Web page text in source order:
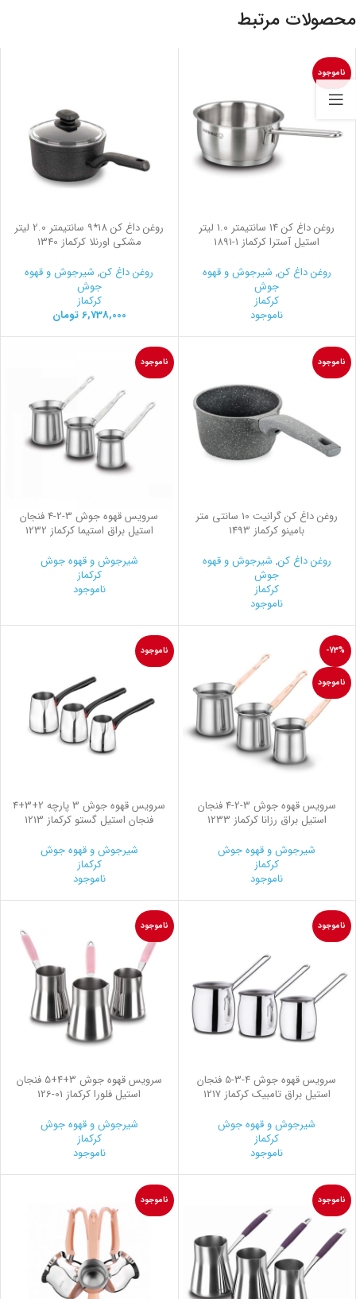
محصولات مرتبط
ناموجود
روغن داغ کن 14 سانتیمتر 1.0 لیتر
استیل آسترا کرکماز 1891-1
روغن داغ کن, شیرجوش و قهوه
جوش
کرکماز
ناموجود
روغن داغ کن 18*9 سانتیمتر 2.0 لیتر
مشکی اورنلا کرکماز 1340
روغن داغ کن, شیرجوش و قهوه
جوش
کرکماز
6,738,000 تومان
ناموجود
روغن داغ کن گرانیت 10 سانتی متر
بامینو کرکماز 1493
روغن داغ کن, شیرجوش و قهوه
جوش
کرکماز
ناموجود
ناموجود
سرویس قهوه جوش 2-3 -4 فنجان
استیل براق استیما کرکماز 1232
شیرجوش و قهوه جوش
کرکماز
ناموجود
-73%
ناموجود
سرویس قهوه جوش 2-3
-4 فنجان
استیل براق رزانا کرکماز 1233
شیرجوش و قهوه جوش
کرکماز
ناموجود
ناموجود
سرویس قهوه جوش 3 پارچه 2+3+4
فنجان استیل گستو کرکماز 1213
شیرجوش و قهوه جوش
کرکماز
ناموجود
ناموجود
سرویس قهوه جوش3-4
-5 فنجان
استیل براق تامبیک کرکماز 1217
شیرجوش و قهوه جوش
کرکماز
ناموجود
ناموجود
سرویس قهوه جوش 3+4+5 فنجان
استیل فلورا کرکماز 126-01
شیرجوش و قهوه جوش
کرکماز
ناموجود
ناموجود ناموجود